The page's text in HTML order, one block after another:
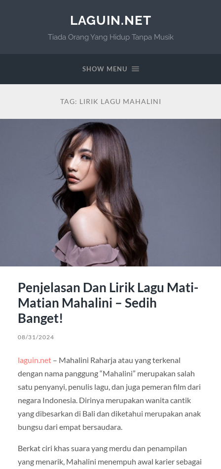
LAGUIN.NET
Tiada Orang Yang Hidup Tanpa Musik
SHOW MENU
TAG: LIRIK LAGU MAHALINI
Penjelasan Dan Lirik Lagu Mati-
Matian Mahalini – Sedih
Banget!
08/31/2024
laguin.net– Mahalini Raharja atau yang terkenal
dengan nama panggung “Mahalini” merupakan salah
satu penyanyi, penulis lagu, dan juga pemeran film dari
negara Indonesia. Dirinya merupakan wanita cantik
yang dibesarkan di Bali dan diketahui merupakan anak
bungsu dari empat bersaudara.
Berkat ciri khas suara yang merdu dan penampilan
yang menarik, Mahalini menempuh awal karier sebagai